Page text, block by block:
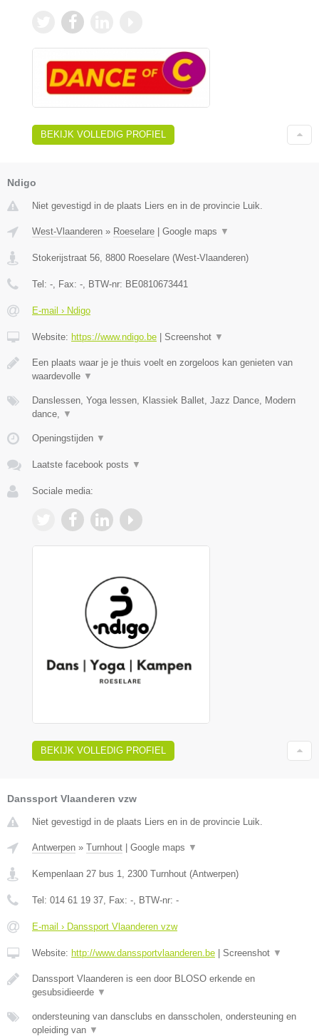
BEKIJK VOLLEDIG PROFIEL
Ndigo
Niet gevestigd in de plaats Liers en in de provincie Luik.
West-Vlaanderen » Roeselare Google maps ▼
Stokerijstraat 56 8800 Roeselare (West-Vlaanderen)
Tel: - , Fax: - , BTW-nr: BE0810673441
E-mail › Ndigo
Website: https://www.ndigo.be Screenshot ▼
Een plaats waar je je thuis voelt en zorgeloos kan genieten van
waardevolle ▼
Danslessen, Yoga lessen, Klassiek Ballet, Jazz Dance, Modern
dance,
▼
Openingstijden ▼
Laatste facebook posts ▼
Sociale media:
BEKIJK VOLLEDIG PROFIEL
Danssport Vlaanderen vzw
Niet gevestigd in de plaats Liers en in de provincie Luik.
Antwerpen » Turnhout Google maps ▼
Kempenlaan 27 bus 1 2300 Turnhout (Antwerpen)
Tel: 014 61 19 37 , Fax: - , BTW-nr: -
E-mail › Danssport Vlaanderen vzw
Website: http://www.danssportvlaanderen.be Screenshot ▼
Danssport Vlaanderen is een door BLOSO erkende en
gesubsidieerde ▼
ondersteuning van dansclubs en dansscholen, ondersteuning en
opleiding van ▼